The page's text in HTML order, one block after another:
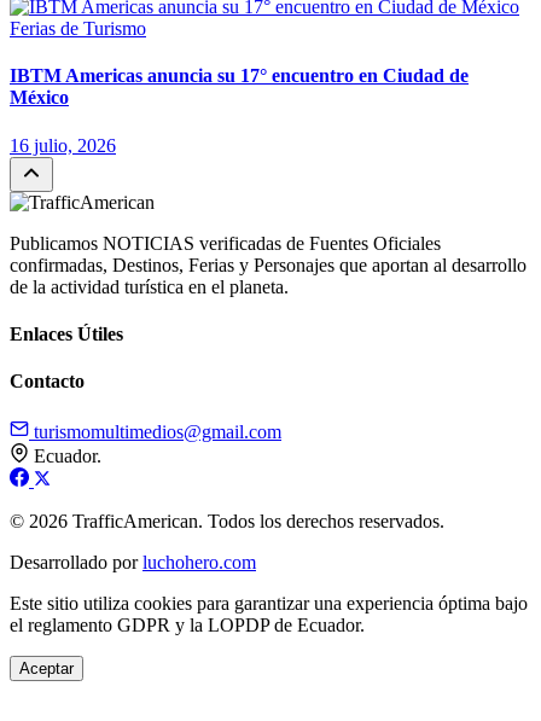
Ferias de Turismo
IBTM Americas anuncia su 17° encuentro en Ciudad de
México
16 julio, 2026
Publicamos NOTICIAS verificadas de Fuentes Oficiales
confirmadas, Destinos, Ferias y Personajes que aportan al desarrollo
de la actividad turística en el planeta.
Enlaces Útiles
Contacto
turismomultimedios@gmail.com
Ecuador.
© 2026 TrafficAmerican. Todos los derechos reservados.
Desarrollado porluchohero.com
Este sitio utiliza cookies para garantizar una experiencia óptima bajo
el reglamento GDPR y la LOPDP de Ecuador.
Aceptar